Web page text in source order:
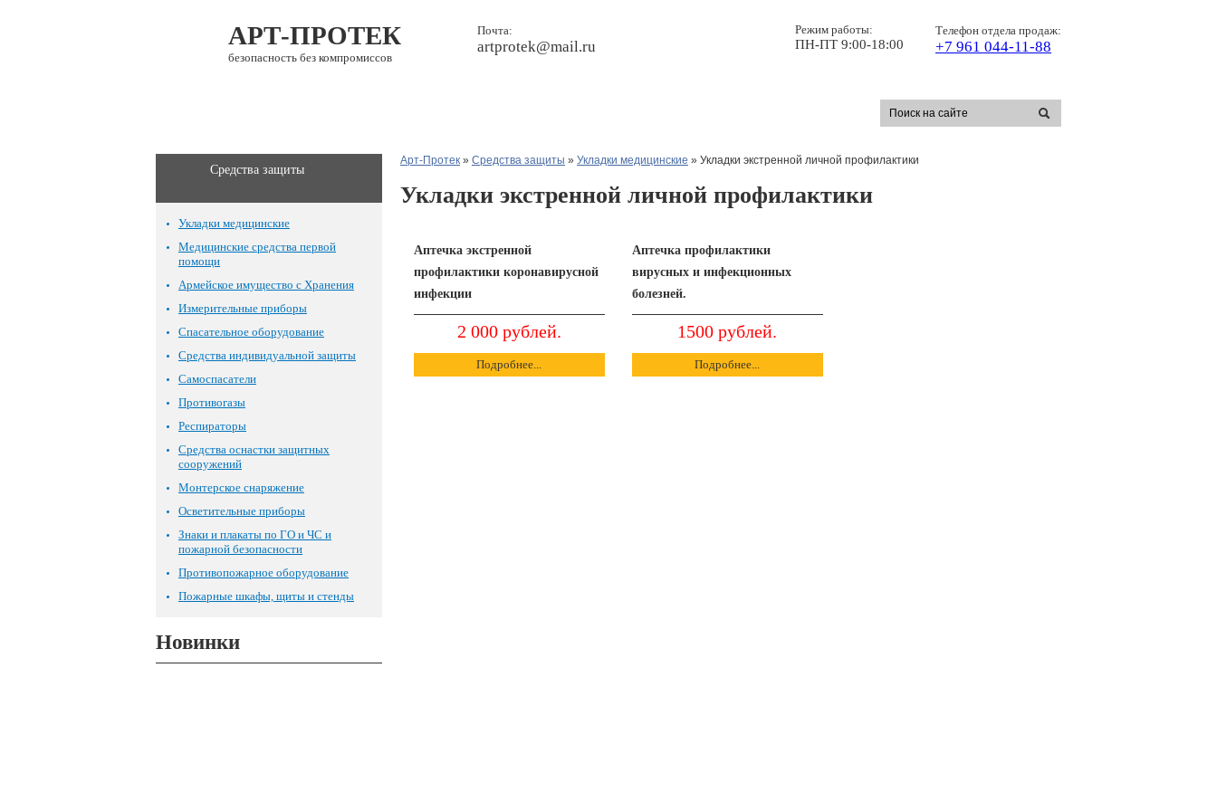
АРТ-ПРОТЕК
безопасность без компромиссов
Почта:
artprotek@mail.ru
Телефон отдела продаж:
+7 961 044-11-88
Режим работы:
ПН-ПТ 9:00-18:00
Средства защиты
Укладки медицинские
Медицинские средства первой
помощи
Армейское имущество с Хранения
Измерительные приборы
Спасательное оборудование
Средства индивидуальной защиты
Самоспасатели
Противогазы
Респираторы
Средства оснастки защитных
сооружений
Монтерское снаряжение
Осветительные приборы
Знаки и плакаты по ГО и ЧС и
пожарной безопасности
Противопожарное оборудование
Пожарные шкафы, щиты и стенды
Новинки
Арт-Протек » Средства защиты » Укладки медицинские » Укладки экстренной личной профилактики
Укладки экстренной личной профилактики
Аптечка экстренной
профилактики коронавирусной
инфекции
2 000 рублей.
Подробнее...
Аптечка профилактики
вирусных и инфекционных
болезней.
1500 рублей.
Подробнее...